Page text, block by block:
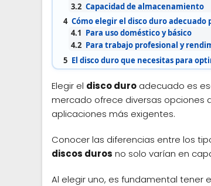
3.2 Capacidad de almacenamiento
4 Cómo elegir el disco duro adecuado
4.1 Para uso doméstico y básico
4.2 Para trabajo profesional y
5 El disco duro que necesitas para
Elegir el disco duro adecuado es
mercado ofrece diversas opciones
aplicaciones más exigentes.
Conocer las diferencias entre los
discos duros no solo varían en
Al elegir uno, es fundamental tener